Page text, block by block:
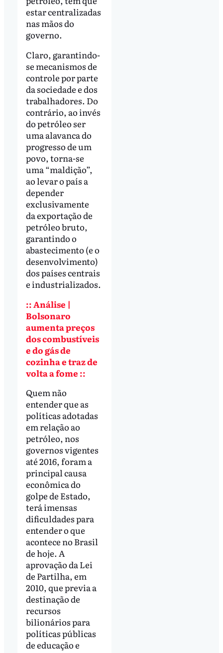
estar centralizadas
nas mãos do
governo.
Claro, garantindo-
se mecanismos de
controle por parte
da sociedade e dos
trabalhadores. Do
contrário, ao invés
do petróleo ser
uma alavanca do
progresso de um
povo, torna-se
uma “maldição”,
ao levar o país a
depender
exclusivamente
da exportação de
petróleo bruto,
garantindo o
abastecimento (e o
desenvolvimento)
dos países centrais
e industrializados.
:: Análise |
Bolsonaro
aumenta preços
dos combustíveis
e do gás de
cozinha e traz de
volta a fome ::
Quem não
entender que as
políticas adotadas
em relação ao
petróleo, nos
governos vigentes
até 2016, foram a
principal causa
econômica do
golpe de Estado,
terá imensas
dificuldades para
entender o que
acontece no Brasil
de hoje. A
aprovação da Lei
de Partilha, em
2010, que previa a
destinação de
recursos
bilionários para
políticas públicas
de educação e